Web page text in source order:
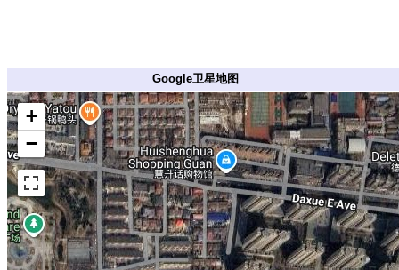
Google卫星地图
+
−